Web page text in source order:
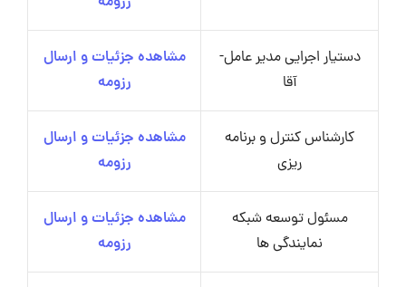
دستیار اجرایی مدیر عامل-
آقا
مشاهده جزئیات و ارسال
رزومه
کارشناس کنترل و برنامه
ریزی
مشاهده جزئیات و ارسال
رزومه
مسئول توسعه شبکه
نمایندگی ها
مشاهده جزئیات و ارسال
رزومه